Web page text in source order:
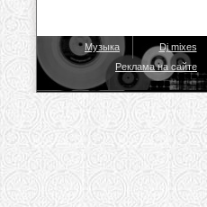
Музыка Dj mixes
Реклама на сайте